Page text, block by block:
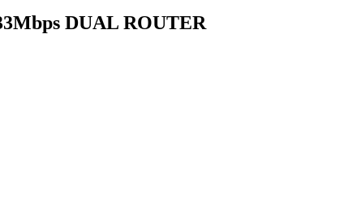
DUAL ROUTER